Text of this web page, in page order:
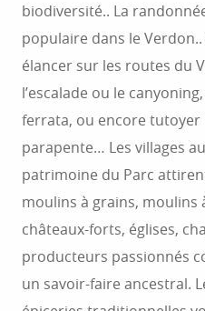
biodiversité.. La
populaire dans le
élancer sur les routes du
l’escalade ou le
ferrata, ou encore tutoyer
parapente… Les villages
patrimoine du Parc
moulins à grains, moulins
châteaux-forts, églises,
producteurs passionnés
un savoir-faire ancestral.